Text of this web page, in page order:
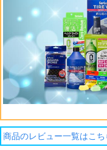
商品のレビュー一覧はこち